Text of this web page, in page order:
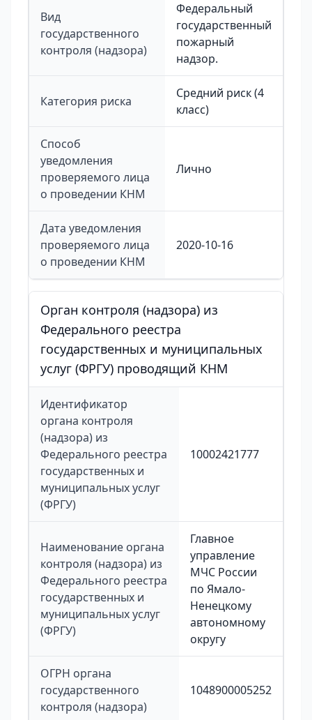
Вид
государственного
контроля (надзора)
Федеральный
государственный
пожарный
надзор.
Категория риска
Средний риск (4
класс)
Способ
уведомления
проверяемого лица
о проведении КНМ
Лично
Дата уведомления
проверяемого лица
о проведении КНМ
2020-10-16
Орган контроля (надзора) из
Федерального реестра
государственных и муниципальных
услуг (ФРГУ) проводящий КНМ
Идентификатор
органа контроля
(надзора) из
Федерального реестра
государственных и
муниципальных услуг
(ФРГУ)
10002421777
Наименование органа
контроля (надзора) из
Федерального реестра
государственных и
муниципальных услуг
(ФРГУ)
Главное
управление
МЧС России
по Ямало-
Ненецкому
автономному
округу
ОГРН органа
государственного
контроля (надзора)
1048900005252